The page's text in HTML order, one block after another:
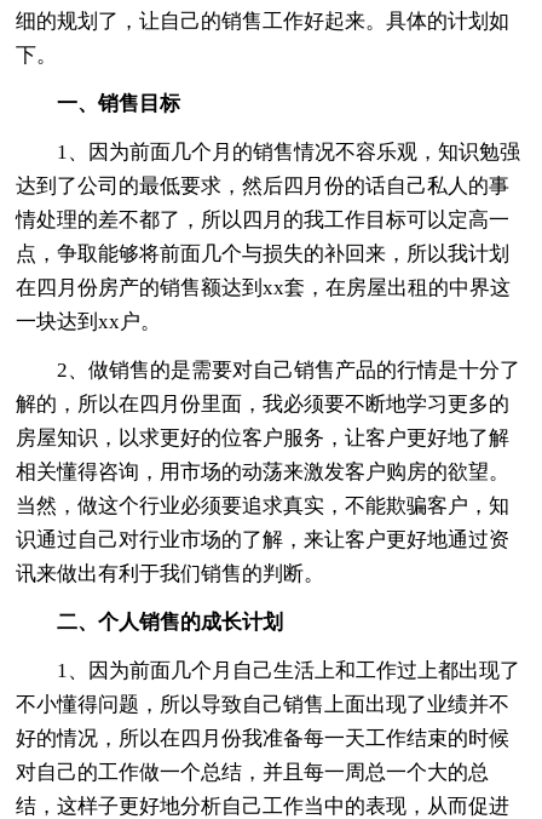
细的规划了，让自己的销售工作好起来。具体的计划如
下。
一、销售目标
1、因为前面几个月的销售情况不容乐观，知识勉强
达到了公司的最低要求，然后四月份的话自己私人的事
情处理的差不都了，所以四月的我工作目标可以定高一
点，争取能够将前面几个与损失的补回来，所以我计划
在四月份房产的销售额达到xx套，在房屋出租的中界这
一块达到xx户。
2、做销售的是需要对自己销售产品的行情是十分了
解的，所以在四月份里面，我必须要不断地学习更多的
房屋知识，以求更好的位客户服务，让客户更好地了解
相关懂得咨询，用市场的动荡来激发客户购房的欲望。
当然，做这个行业必须要追求真实，不能欺骗客户，知
识通过自己对行业市场的了解，来让客户更好地通过资
讯来做出有利于我们销售的判断。
二、个人销售的成长计划
1、因为前面几个月自己生活上和工作过上都出现了
不小懂得问题，所以导致自己销售上面出现了业绩并不
好的情况，所以在四月份我准备每一天工作结束的时候
对自己的工作做一个总结，并且每一周总一个大的总
结，这样子更好地分析自己工作当中的表现，从而促进